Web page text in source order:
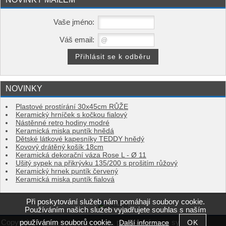
Vaše jméno:
Váš email:
NOVINKY
Plastové prostírání 30x45cm RŮŽE
Keramický hrníček s kočkou fialový
Nástěnné retro hodiny modré
Keramická miska puntík hnědá
Dětské látkové kapesníky TEDDY hnědý
Kovový drátěný košík 18cm
Keramická dekorační váza Rose L - Ø 11
Ušitý sypek na přikrývku 135/200 s prošitím růžový
Keramický hrnek puntík červený
Keramická miska puntík fialová
Copyright ©e-kvalitni-povleceni.cz, provozováno na systému
Při poskytování služeb nám pomáhají soubory cookie.
Používáním našich služeb vyjadřujete souhlas s naším
používáním souborů cookie.Další informace